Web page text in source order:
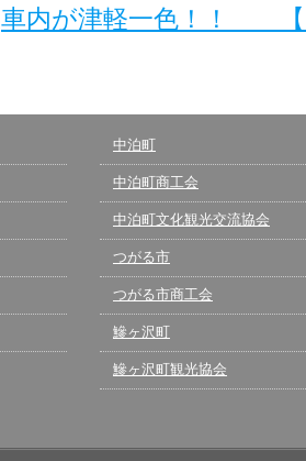
車内が津軽一色！！ 【
中泊町
中泊町商工会
中泊町文化観光交流協会
つがる市
つがる市商工会
鰺ヶ沢町
鰺ヶ沢町観光協会